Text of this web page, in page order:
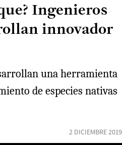
Ingenieros
innovador
una herramienta
de especies nativas
2 DICIEMBRE 2019